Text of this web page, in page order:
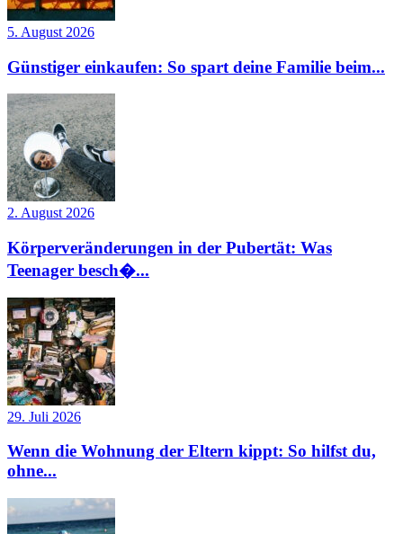
5. August 2026
Günstiger einkaufen: So spart deine Familie beim...
2. August 2026
Körperveränderungen in der Pubertät: Was
Teenager besch�...
29. Juli 2026
Wenn die Wohnung der Eltern kippt: So hilfst du,
ohne...